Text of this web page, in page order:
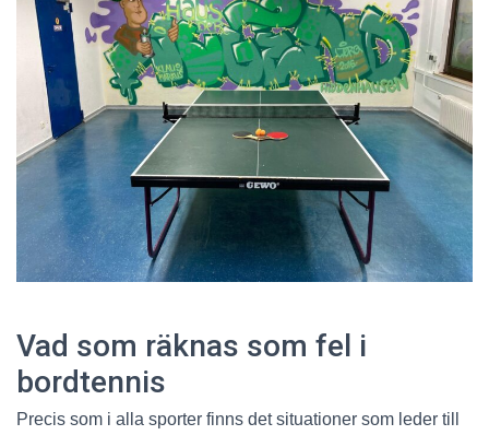
Vad som räknas som fel i
bordtennis
Precis som i alla sporter finns det situationer som leder till